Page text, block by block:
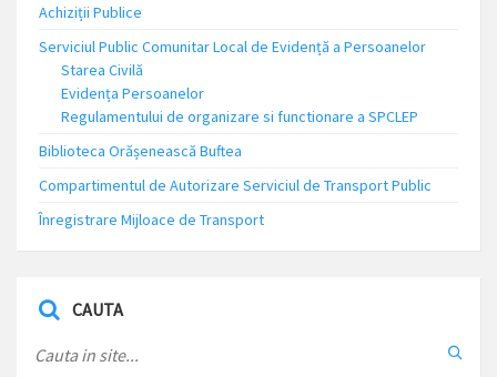
Achiziții Publice
Serviciul Public Comunitar Local de Evidență a Persoanelor
Starea Civilă
Evidența Persoanelor
Regulamentului de organizare si functionare a SPCLEP
Biblioteca Orășenească Buftea
Compartimentul de Autorizare Serviciul de Transport Public
Înregistrare Mijloace de Transport
CAUTA